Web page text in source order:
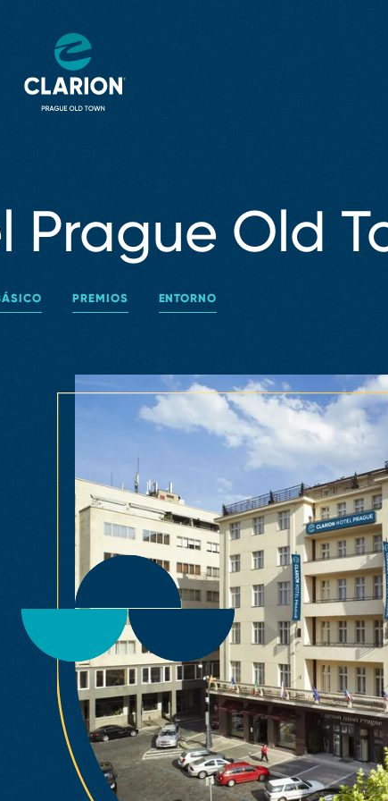
Prague Old
PREMIOS ENTORNO